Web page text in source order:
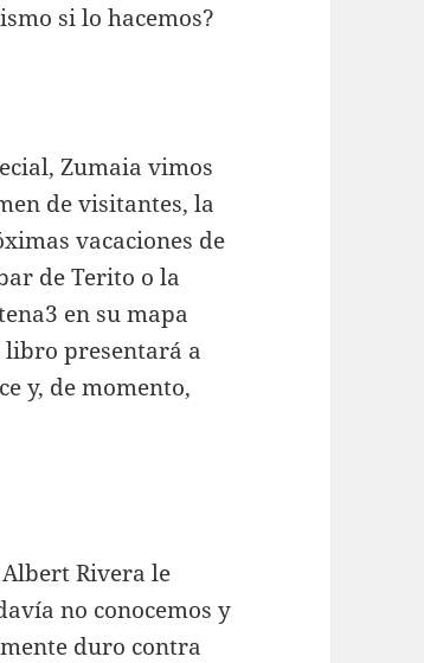
si lo hacemos?
Zumaia vimos
de visitantes, la
vacaciones de
de Terito o la
en su mapa
libro presentará a
y, de momento,
Rivera le
no conocemos y
duro contra